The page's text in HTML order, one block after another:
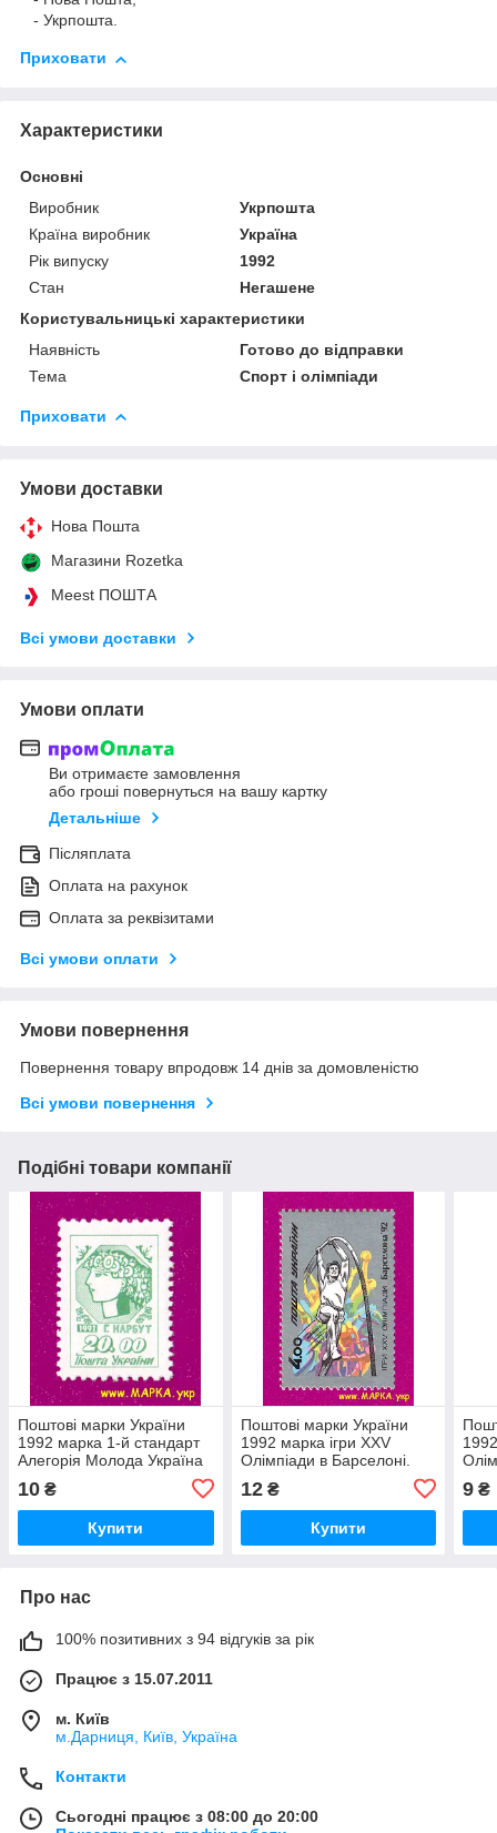
- Укрпошта.
Приховати
Характеристики
Основні
Виробник
Укрпошта
Країна виробник
Україна
Рік випуску
1992
Стан
Негашене
Користувальницькі характеристики
Наявність
Готово до відправки
Тема
Спорт і олімпіади
Приховати
Умови доставки
Нова Пошта
Магазини Rozetka
Meest ПОШТА
Всі умови доставки
Умови оплати
Ви отримаєте замовлення
або гроші повернуться на вашу картку
Детальніше
Післяплата
Оплата на рахунок
Оплата за реквізитами
Всі умови оплати
Умови повернення
Повернення товару впродовж 14 днів за домовленістю
Всі умови повернення
Подібні товари компанії
Поштові марки України
1992 марка 1-й стандарт
Алегорія Молода Україна
10 ₴
Купити
Поштові марки України
1992 марка ігри XXV
Олімпіади в Барселоні.
(4.00)
12₴
Купити
9 ₴
Про нас
100% позитивних з 94 відгуків за рік
Працює з 15.07.2011
м. Київ
м.Дарниця, Київ, Україна
Контакти
Сьогодні працює з 08:00 до 20:00